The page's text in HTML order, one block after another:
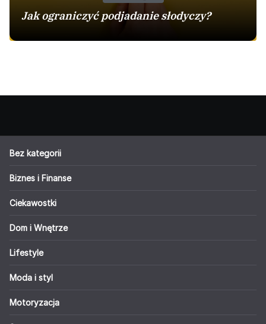
Jak ograniczyć podjadanie słodyczy?
Bez kategorii
Biznes i Finanse
Ciekawostki
Dom i Wnętrze
Lifestyle
Moda i styl
Motoryzacja